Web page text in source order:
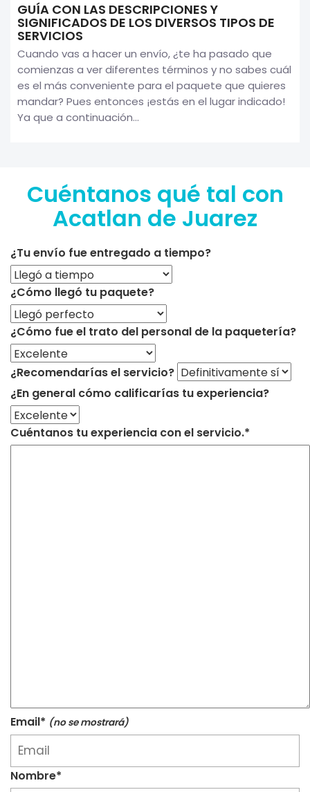
GUÍA CON LAS DESCRIPCIONES Y
SIGNIFICADOS DE LOS DIVERSOS TIPOS DE
SERVICIOS
Cuando vas a hacer un envío, ¿te ha pasado que
comienzas a ver diferentes términos y no sabes cuál
es el más conveniente para el paquete que quieres
mandar? Pues entonces ¡estás en el lugar indicado!
Ya que a continuación...
Cuéntanos qué tal con
Acatlan de Juarez
¿Tu envío fue entregado a tiempo?
¿Cómo llegó tu paquete?
¿Cómo fue el trato del personal de la paquetería?
¿Recomendarías el servicio?
¿En general cómo calificarías tu experiencia?
Cuéntanos tu experiencia con el servicio.*
Email* (no se mostrará)
Nombre*